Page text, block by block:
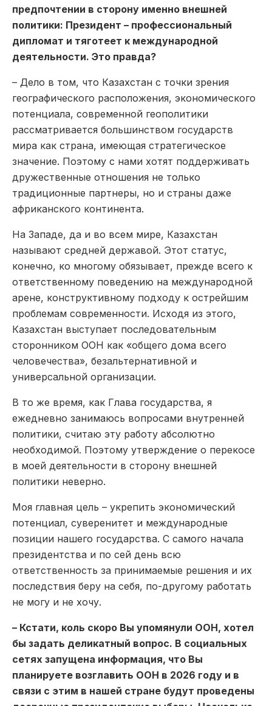
предпочтении в сторону именно внешней
политики: Президент – профессиональный
дипломат и тяготеет к международной
деятельности. Это правда?
– Дело в том, что Казахстан с точки зрения
географического расположения, экономического
потенциала, современной геополитики
рассматривается большинством государств
мира как страна, имеющая стратегическое
значение. Поэтому с нами хотят поддерживать
дружественные отношения не только
традиционные партнеры, но и страны даже
африканского континента.
На Западе, да и во всем мире, Казахстан
называют средней державой. Этот статус,
конечно, ко многому обязывает, прежде всего к
ответственному поведению на международной
арене, конструктивному подходу к острейшим
проблемам современности. Исходя из этого,
Казахстан выступает последовательным
сторонником ООН как «общего дома всего
человечества», безальтернативной и
универсальной организации.
В то же время, как Глава государства, я
ежедневно занимаюсь вопросами внутренней
политики, считаю эту работу абсолютно
необходимой. Поэтому утверждение о перекосе
в моей деятельности в сторону внешней
политики неверно.
Моя главная цель – укрепить экономический
потенциал, суверенитет и международные
позиции нашего государства. С самого начала
президентства и по сей день всю
ответственность за принимаемые решения и их
последствия беру на себя, по-другому работать
не могу и не хочу.
– Кстати, коль скоро Вы упомянули ООН, хотел
бы задать деликатный вопрос. В социальных
сетях запущена информация, что Вы
планируете возглавить ООН в 2026 году и в
связи с этим в нашей стране будут проведены